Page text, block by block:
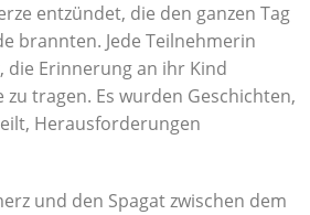
entzündet, die den ganzen Tag
brannten. Jede Teilnehmerin
die Erinnerung an ihr Kind
zu tragen. Es wurden Geschichten,
Herausforderungen
und den Spagat zwischen dem